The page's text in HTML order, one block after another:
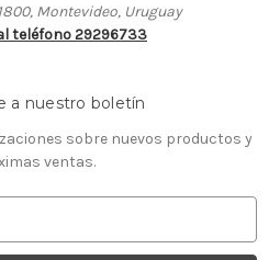
Montevideo, Uruguay
teléfono 29296733
a nuestro boletín
sobre nuevos productos y
ventas.